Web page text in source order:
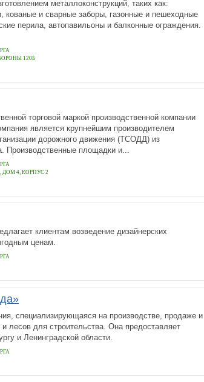
металлоконструкций, таких как:
кованые и сварные заборы, газонные и пешеходные
перила, автопавильоны и балконные ограждения.
120Б
торговой маркой производственной компании
является крупнейшим производителем
дорожного движения (ТСОДД) из
Производственные площадки и...
4, КОРПУС 2
клиентам возведение дизайнерских
ценам.
специализирующаяся на производстве, продаже и
лесов для строительства. Она предоставляет
и Ленинградской области.